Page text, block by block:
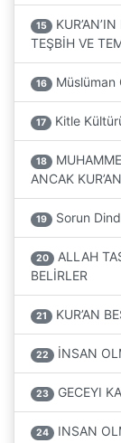
15
TEŞBİH VE
16 Müslüman
17 Kitle
18
ANCAK
19 Sorun
20
ALLAH
BELİRLER
21 KUR’AN
22 İNSAN
23 GECEYI
24 INSAN